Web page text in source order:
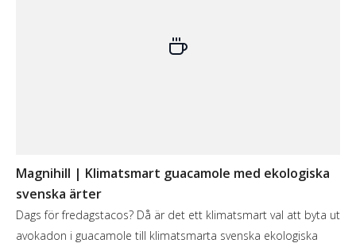
Magnihill | Klimatsmart guacamole med ekologiska
svenska ärter
Dags för fredagstacos? Då är det ett klimatsmart val att byta ut
avokadon i guacamole till klimatsmarta svenska ekologiska